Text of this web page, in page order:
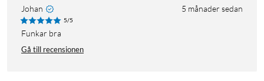
Johan 5 månader sedan
5/5
Funkar bra
Gå till recensionen